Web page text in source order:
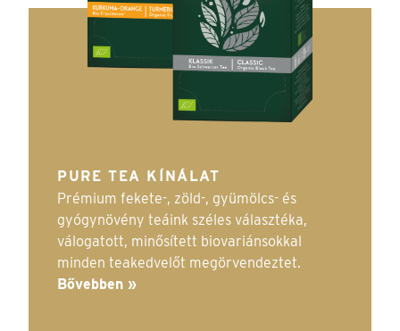
PURE TEA KÍNÁLAT
Prémium fekete-, zöld-, gyümölcs- és
gyógynövény teáink széles választéka,
válogatott, minősített biovariánsokkal
minden teakedvelőt megörvendeztet.
Bővebben »